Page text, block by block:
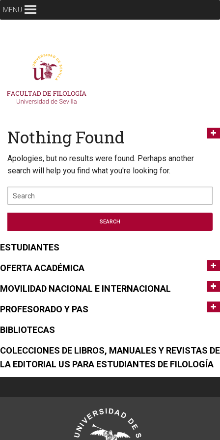
MENU
Nothing Found
Apologies, but no results were found. Perhaps another
search will help you find what you're looking for.
ESTUDIANTES
OFERTA ACADÉMICA
MOVILIDAD NACIONAL E INTERNACIONAL
PROFESORADO Y PAS
BIBLIOTECAS
COLECCIONES DE LIBROS, MANUALES Y REVISTAS DE
LA EDITORIAL US PARA ESTUDIANTES DE FILOLOGÍA